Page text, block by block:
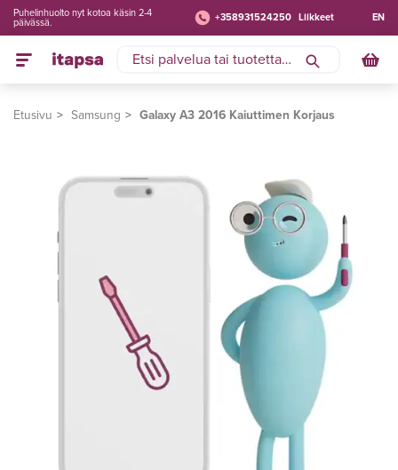
+358931524250 Liikkeet
Puhelinhuolto nyt kotoa käsin 2-4
päivässä.
EN
Etusivu Samsung Galaxy A3 2016 Kaiuttimen Korjaus